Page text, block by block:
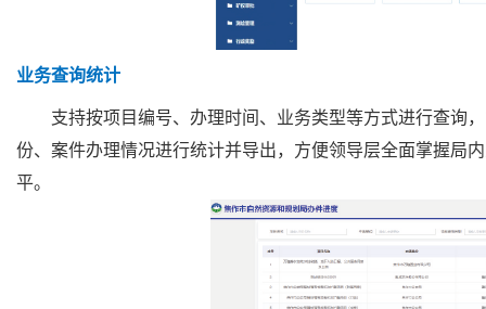
业务查询统计
支持按项目编号、办理时间、业务类型等方式进行查询
份、案件办理情况进行统计并导出，方便领导层全面掌握局
平。